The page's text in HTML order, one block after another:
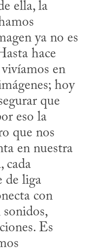
ella, la
ya no es
hace
en
hoy
que
eso la
que nos
en nuestra
cada
de liga
con
Es